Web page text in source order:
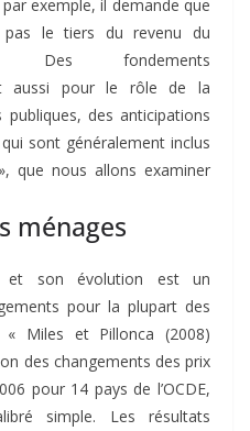
exemple, il demande que
pas le tiers du revenu du
Des fondements
aussi pour le rôle de la
des anticipations
sont généralement inclus
que nous allons examiner
ménages
et son évolution est un
pour la plupart des
« Miles et Pillonca (2008)
des changements des prix
pour 14 pays de l’OCDE,
simple. Les résultats